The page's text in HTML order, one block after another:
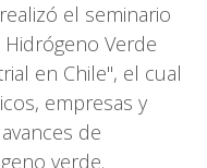
el seminario
Verde
en Chile", el cual
empresas y
de
verde.